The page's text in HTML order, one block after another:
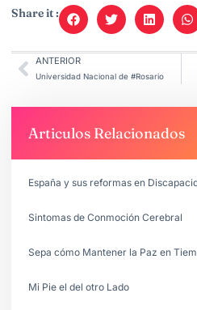
Share it :
ANTERIOR
Universidad Nacional de #Rosario
Articulos Relacionados
España y sus reformas en
Sintomas de Conmoción Cerebral
Sepa cómo Mantener la Paz en
Mi Pie el del otro Lado